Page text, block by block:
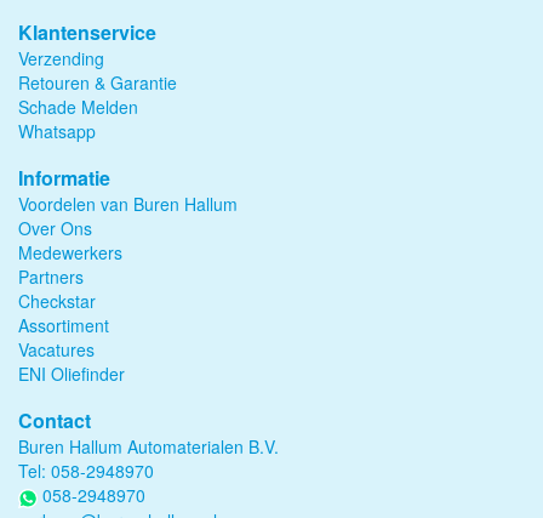
Klantenservice
Verzending
Retouren & Garantie
Schade Melden
Whatsapp
Informatie
Voordelen van Buren Hallum
Over Ons
Medewerkers
Partners
Checkstar
Assortiment
Vacatures
ENI Oliefinder
Contact
Buren Hallum Automaterialen B.V.
Tel: 058-2948970
058-2948970